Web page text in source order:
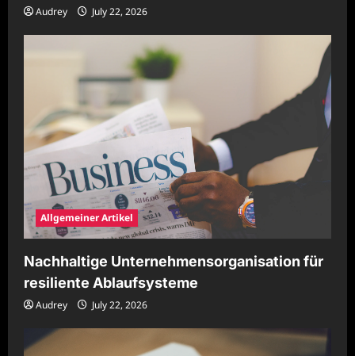
Audrey July 22, 2026
Allgemeiner Artikel
Nachhaltige Unternehmensorganisation für
resiliente Ablaufsysteme
Audrey July 22, 2026